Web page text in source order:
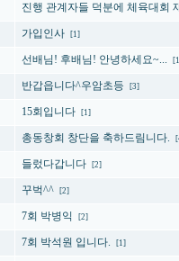
진행 관계자들 덕분에 체육대회
가입인사 [1]
선배님! 후배님! 안녕하세요~...
반갑읍니다^우암초등 [3]
15회입니다 [1]
총동창회 창단을 축하드림니다.
들렀다갑니다 [2]
꾸벅^^ [2]
7회 박병익 [2]
7회 박석원 입니다. [1]